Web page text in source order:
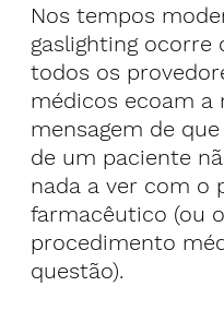
Nos tempos
gaslighting ocorre
todos os
médicos ecoam a
mensagem de
de um paciente
nada a ver com o
farmacêutico (ou
procedimento
questão).